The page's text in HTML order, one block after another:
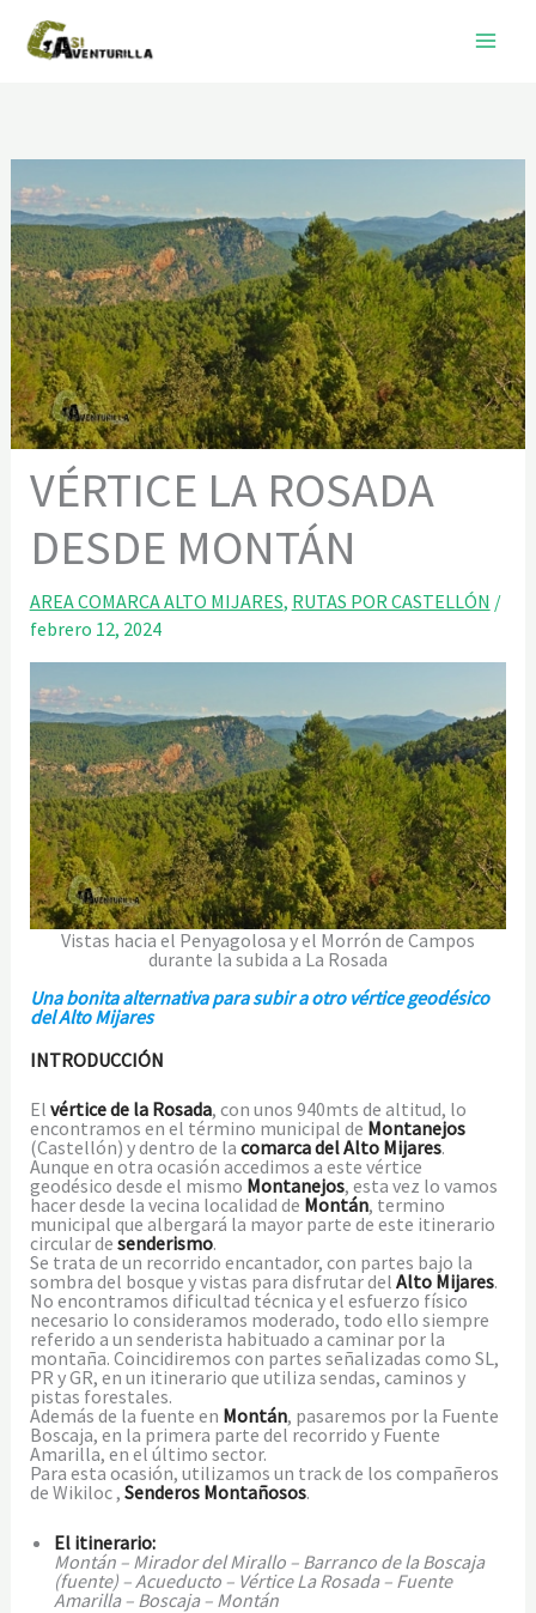
contenido
VÉRTICE LA ROSADA
DESDE MONTÁN
AREA COMARCA ALTO MIJARES, RUTAS POR CASTELLÓN /
febrero 12, 2024
Vistas hacia el Penyagolosa y el Morrón de Campos
durante la subida a La Rosada
Una bonita alternativa para subir a otro vértice geodésico
del Alto Mijares
INTRODUCCIÓN
El vértice de la Rosada, con unos 940mts de altitud, lo
encontramos en el término municipal de Montanejos
(Castellón) y dentro de la comarca del Alto Mijares.
Aunque en otra ocasión accedimos a este vértice
geodésico desde el mismo Montanejos, esta vez lo vamos
hacer desde la vecina localidad de Montán, termino
municipal que albergará la mayor parte de este itinerario
circular de senderismo.
Se trata de un recorrido encantador, con partes bajo la
sombra del bosque y vistas para disfrutar del Alto Mijares.
No encontramos dificultad técnica y el esfuerzo físico
necesario lo consideramos moderado, todo ello siempre
referido a un senderista habituado a caminar por la
montaña. Coincidiremos con partes señalizadas como SL,
PR y GR, en un itinerario que utiliza sendas, caminos y
pistas forestales.
Además de la fuente en Montán, pasaremos por la Fuente
Boscaja, en la primera parte del recorrido y Fuente
Amarilla, en el último sector.
Para esta ocasión, utilizamos un track de los compañeros
de Wikiloc , Senderos Montañosos.
El itinerario:
Montán – Mirador del Mirallo – Barranco de la Boscaja
(fuente) – Acueducto – Vértice La Rosada – Fuente
Amarilla – Boscaja – Montán